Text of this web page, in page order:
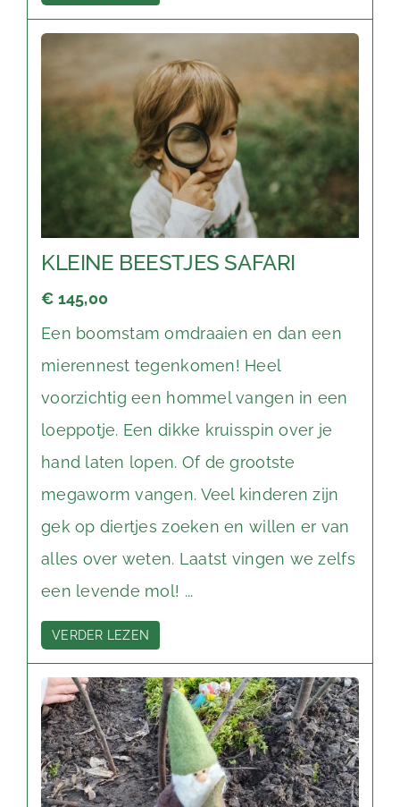
KLEINE BEESTJES SAFARI
€ 145,00
Een boomstam omdraaien en dan een
mierennest tegenkomen! Heel
voorzichtig een hommel vangen in een
loeppotje. Een dikke kruisspin over je
hand laten lopen. Of de grootste
megaworm vangen. Veel kinderen zijn
gek op diertjes zoeken en willen er van
alles over weten. Laatst vingen we zelfs
een levende mol! ...
VERDER LEZEN